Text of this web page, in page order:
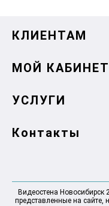
КЛИЕНТАМ
МОЙ КАБИНЕТ
УСЛУГИ
Контакты
Видеостена
представленные на сайте,